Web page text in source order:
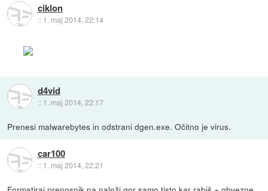
ciklon
:: 1. maj 2014, 22:14
d4vid
:: 1. maj 2014, 22:17
Prenesi malwarebytes in odstrani dgen.exe. Očitno je virus.
car100
:: 1. maj 2014, 22:21